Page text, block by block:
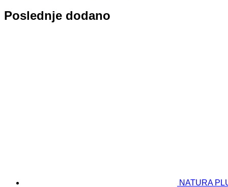
Poslednje dodano
NATURA